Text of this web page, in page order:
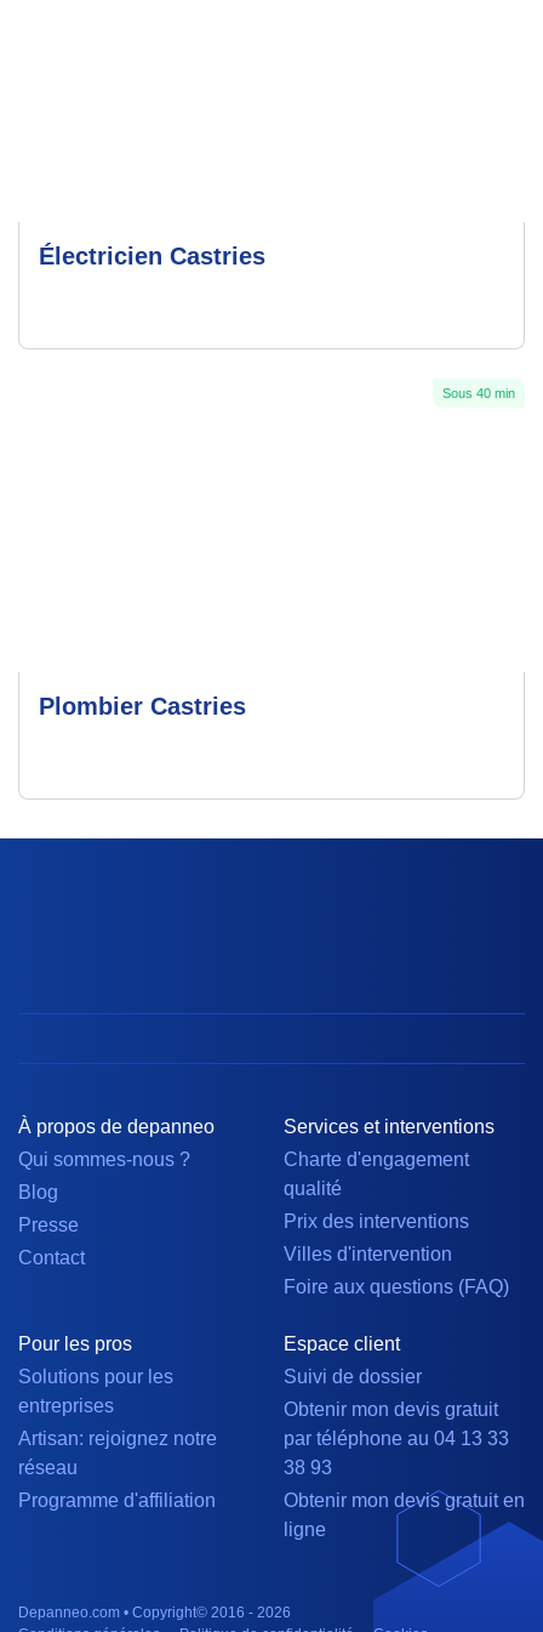
Électricien Castries
Sous 40 min
Plombier Castries
À propos de depanneo
Qui sommes-nous ?
Blog
Presse
Contact
Services et interventions
Charte d'engagement
qualité
Prix des interventions
Villes d'intervention
Foire aux questions (FAQ)
Pour les pros
Solutions pour les
entreprises
Artisan: rejoignez notre
réseau
Programme d'affiliation
Espace client
Suivi de dossier
Obtenir mon devis gratuit
par téléphone au 04 13 33
38 93
Obtenir mon devis gratuit en
ligne
Depanneo.com • Copyright© 2016 - 2026